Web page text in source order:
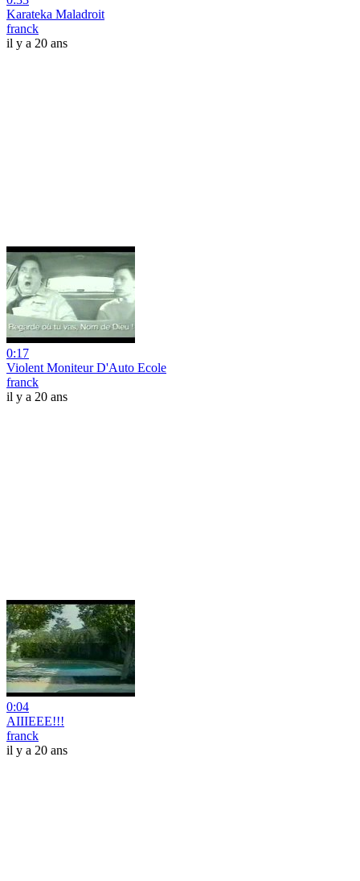
Karateka Maladroit
franck
il y a 20 ans
0:17
Violent Moniteur D'Auto Ecole
franck
il y a 20 ans
0:04
AIIIEEE!!!
franck
il y a 20 ans